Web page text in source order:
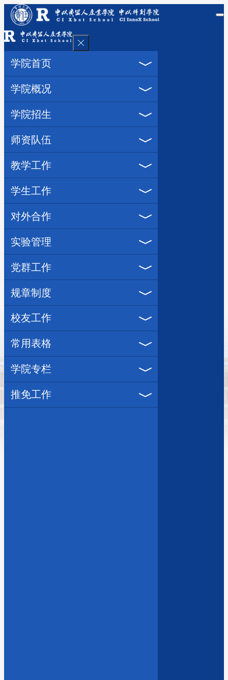
学院首页
学院概况
学院招生
师资队伍
教学工作
学生工作
对外合作
实验管理
党群工作
规章制度
校友工作
常用表格
学院专栏
推免工作